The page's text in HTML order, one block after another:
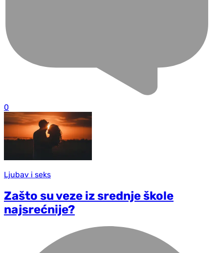
0
Ljubav i seks
Zašto su veze iz srednje škole
najsrećnije?